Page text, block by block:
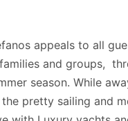
appeals to all
and groups,
season. While
pretty sailing and